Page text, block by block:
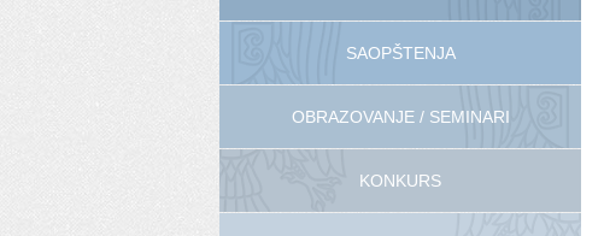
SAOPŠTENJA
OBRAZOVANJE / SEMINARI
KONKURS